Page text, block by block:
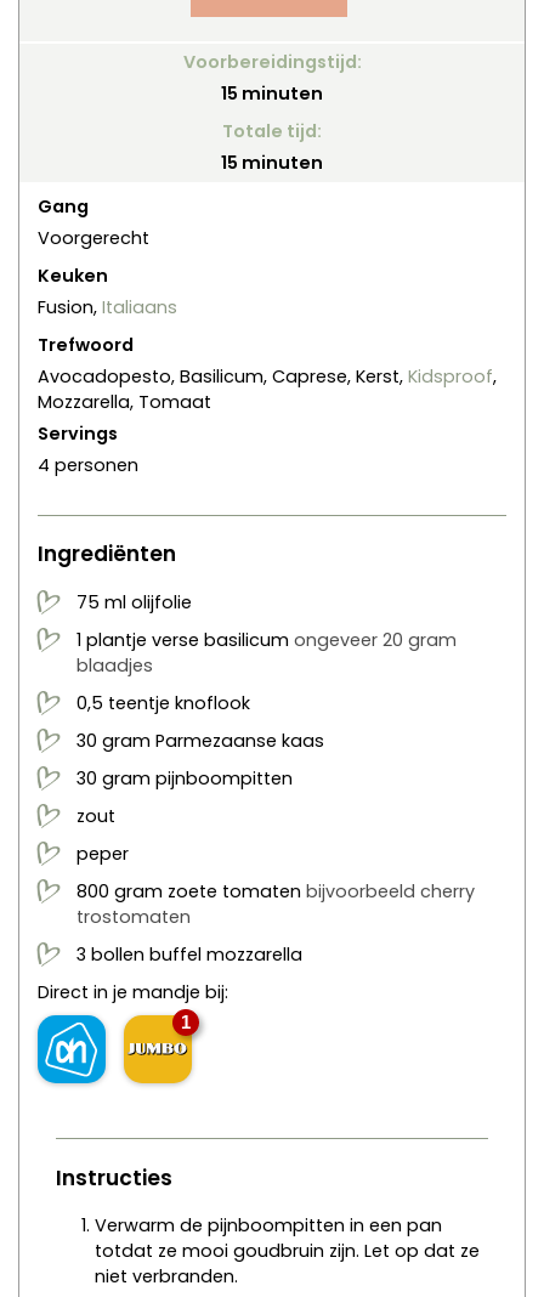
Voorbereidingstijd:
15 minuten
minuten
Totale tijd:
15 minuten
minuten
Gang
Voorgerecht
Keuken
Fusion, Italiaans
Trefwoord
Avocadopesto, Basilicum, Caprese, Kerst, Kidsproof,
Mozzarella, Tomaat
Servings
4 personen
Ingrediënten
75 ml olijfolie
1 plantje verse basilicum ongeveer 20 gram
blaadjes
0,5 teentje knoflook
30 gram Parmezaanse kaas
30 gram pijnboompitten
zout
peper
800 gram zoete tomaten bijvoorbeeld cherry
trostomaten
3 bollen buffel mozzarella
Direct in je mandje bij:
1
Instructies
Verwarm de pijnboompitten in een pan
totdat ze mooi goudbruin zijn. Let op dat ze
niet verbranden.